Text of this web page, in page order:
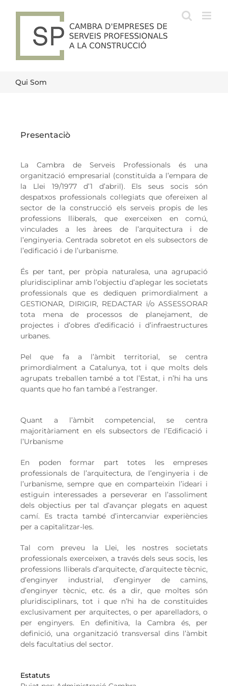
Qui Som
Presentaciò
La Cambra de Serveis Professionals és una
organització empresarial (constituïda a l’empara de
la Llei 19/1977 d’1 d’abril). Els seus socis són
despatxos professionals col·legiats que ofereixen al
sector de la construcció els serveis propis de les
professions lliberals, que exerceixen en comú,
vinculades a les àrees de l’arquitectura i de
l’enginyeria. Centrada sobretot en els subsectors de
l’edificació i de l’urbanisme.
És per tant, per pròpia naturalesa, una agrupació
pluridisciplinar amb l’objectiu d’aplegar les societats
professionals que es dediquen primordialment a
GESTIONAR, DIRIGIR, REDACTAR i/o ASSESSORAR
tota mena de processos de planejament, de
projectes i d’obres d’edificació i d’infraestructures
urbanes.
Pel que fa a l’àmbit territorial, se centra
primordialment a Catalunya, tot i que molts dels
agrupats treballen també a tot l’Estat, i n’hi ha uns
quants que ho fan també a l’estranger.
Quant a l’àmbit competencial, se centra
majoritàriament en els subsectors de l’Edificació i
l’Urbanisme
En poden formar part totes les empreses
professionals de l’arquitectura, de l’enginyeria i de
l’urbanisme, sempre que en comparteixin l’ideari i
estiguin interessades a perseverar en l’assoliment
dels objectius per tal d’avançar plegats en aquest
camí. Es tracta també d’intercanviar experiències
per a capitalitzar-les.
Tal com preveu la Llei, les nostres societats
professionals exerceixen, a través dels seus socis, les
professions lliberals d’arquitecte, d’arquitecte tècnic,
d’enginyer industrial, d’enginyer de camins,
d’enginyer tècnic, etc. és a dir, que moltes són
pluridisciplinars, tot i que n’hi ha de constituïdes
exclusivament per arquitectes, o per aparelladors, o
per enginyers. En definitiva, la Cambra és, per
definició, una organització transversal dins l’àmbit
dels facultatius del sector.
Estatuts